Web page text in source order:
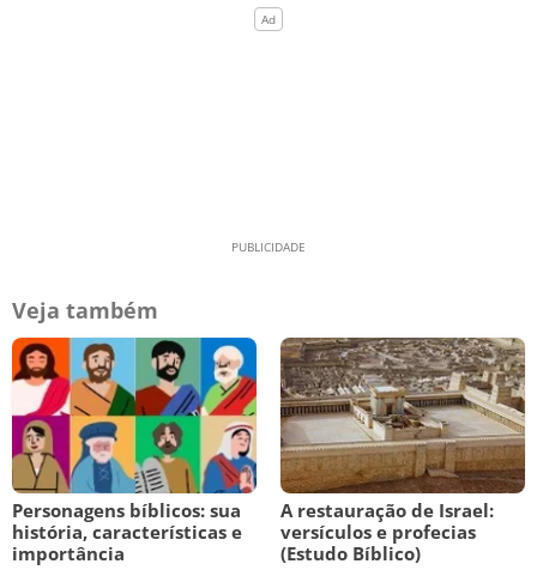
Veja também
Personagens bíblicos: sua
história, características e
importância
A restauração de Israel:
versículos e profecias
(Estudo Bíblico)